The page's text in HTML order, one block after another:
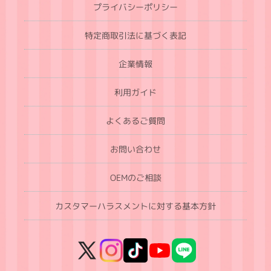
プライバシーポリシー
特定商取引法に基づく表記
企業情報
利用ガイド
よくあるご質問
お問い合わせ
OEMのご相談
カスタマーハラスメントに対する基本方針
X
InstagramTikTokYouTubeLINE